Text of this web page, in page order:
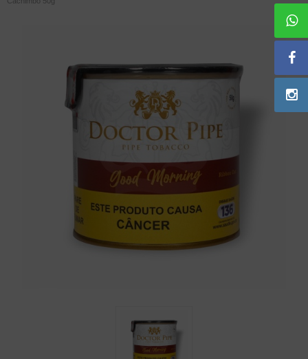
ACESSÓRIOS
Isqueiros
Suportes Bertoldi para Cachimbos
Piteiras para Cigarro
Limpadores para Cachimbo
Bolsas para Cachimbo
Cortadores de Charuto